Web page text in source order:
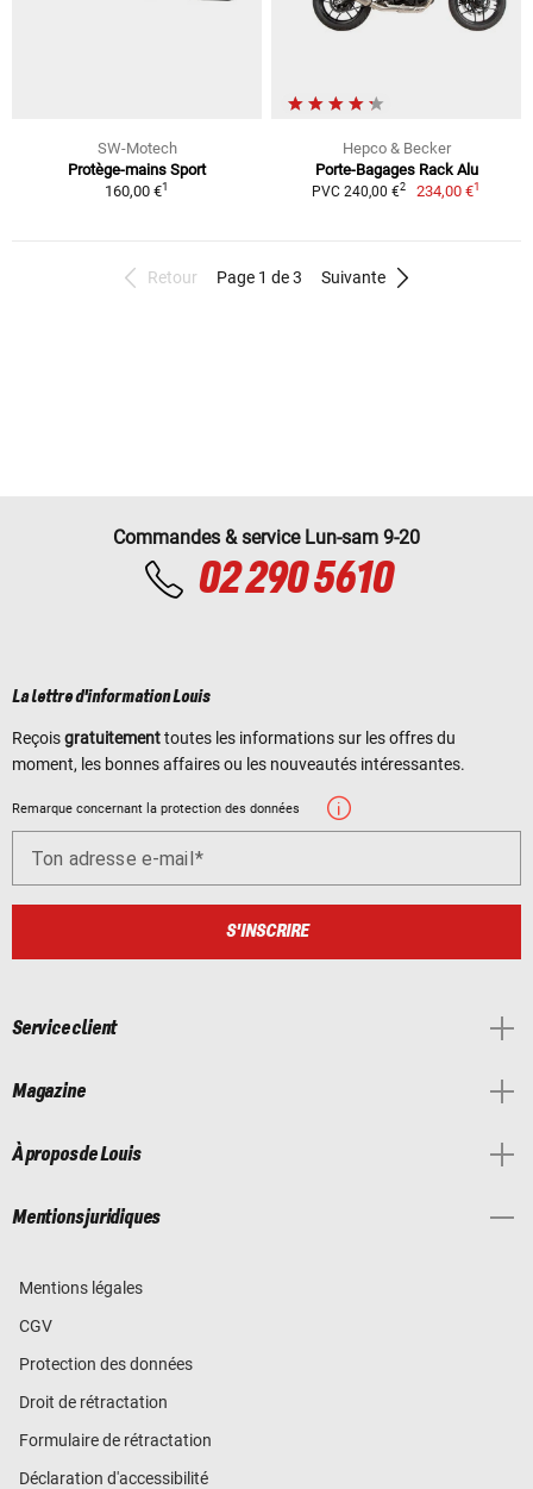
SW-Motech
Protège-mains Sport
160,00 €1
Hepco & Becker
Porte-Bagages Rack Alu
PVC 240,00 €2 234,00 €1
Retour Page 1 de 3 Suivante
Commandes & service Lun-sam 9-20
02 290 5610
La lettre d'information Louis
Reçoisgratuitementtoutes les informations sur les offres du
moment, les bonnes affaires ou les nouveautés intéressantes.
Remarque concernant la protection des données
Ton adresse e-mail
S'INSCRIRE
Service client
Magazine
À propos de Louis
Mentions juridiques
Mentions légales
CGV
Protection des données
Droit de rétractation
Formulaire de rétractation
Déclaration d'accessibilité